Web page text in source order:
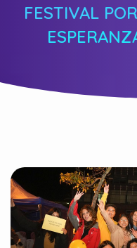
FESTIVAL